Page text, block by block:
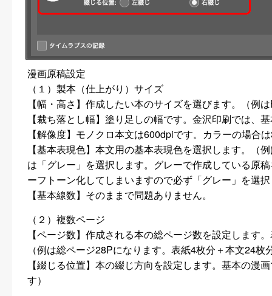
漫画原稿設定
（１）製本（仕上がり）サイズ
【幅・高さ】作成したい本のサイズを選びます。（例
【裁ち落とし幅】塗り足しの幅です。金沢印刷では、
【解像度】モノクロ本文は600dpiです。カラーの場合
【基本表現色】本文用の基本表現色を選択します。（
は「グレー」を選択します。グレーで作成している原
ーフトーン化してしまいますので必ず「グレー」を選
【基本線数】そのままで問題ありません。
（２）複数ページ
【ページ数】作成される本の総ページ数を設定します
（例は総ページ28Pになります。表紙4枚分＋本文24枚
【綴じる位置】本の綴じ方向を設定します。基本の漫
す）